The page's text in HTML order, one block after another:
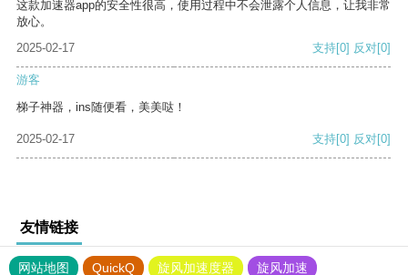
这款加速器app的安全性很高，使用过程中不会泄露个人信息，让我非常
放心。
2025-02-17
支持[0] 反对[0]
游客
梯子神器，ins随便看，美美哒！
2025-02-17 支持[0] 反对[0]
友情链接
网站地图 QuickQ 旋风加速度器 旋风加速